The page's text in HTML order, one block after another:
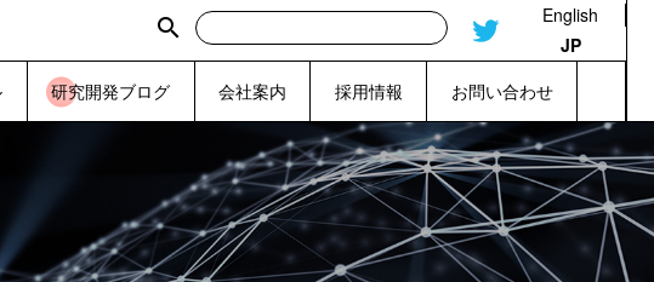
search
English
JP
研究開発ブログ 会社案内 採用情報 お問い合わせ